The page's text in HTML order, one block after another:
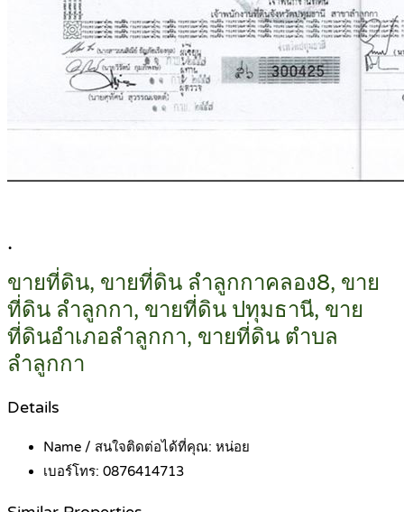
.
ขายที่ดิน, ขายที่ดิน ลำลูกกาคลอง8, ขาย
ที่ดิน ลำลูกกา, ขายที่ดิน ปทุมธานี, ขาย
ที่ดินอำเภอลำลูกกา, ขายที่ดิน ตำบล
ลำลูกกา
Details
Name / สนใจติดต่อได้ที่คุณ: หน่อย
เบอร์โทร: 0876414713